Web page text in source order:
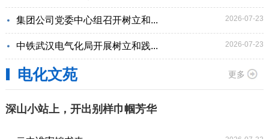
2026-07-23
集团公司党委中心组召开树立和...
2026-07-23
中铁武汉电气化局开展树立和践...
更多
电化文苑
深山小站上，开出别样巾帼芳华